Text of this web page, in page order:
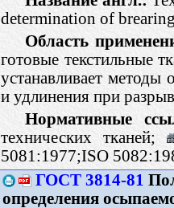
determination of
Область
готовые текстильные
устанавливает методы
и удлинения при
Нормативные
технических тканей;
5081:1977;ISO
ГОСТ 3814-81
определения